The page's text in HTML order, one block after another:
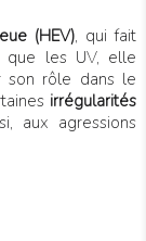
(HEV), qui fait
que les UV, elle
son rôle dans le
irrégularités
aux agressions